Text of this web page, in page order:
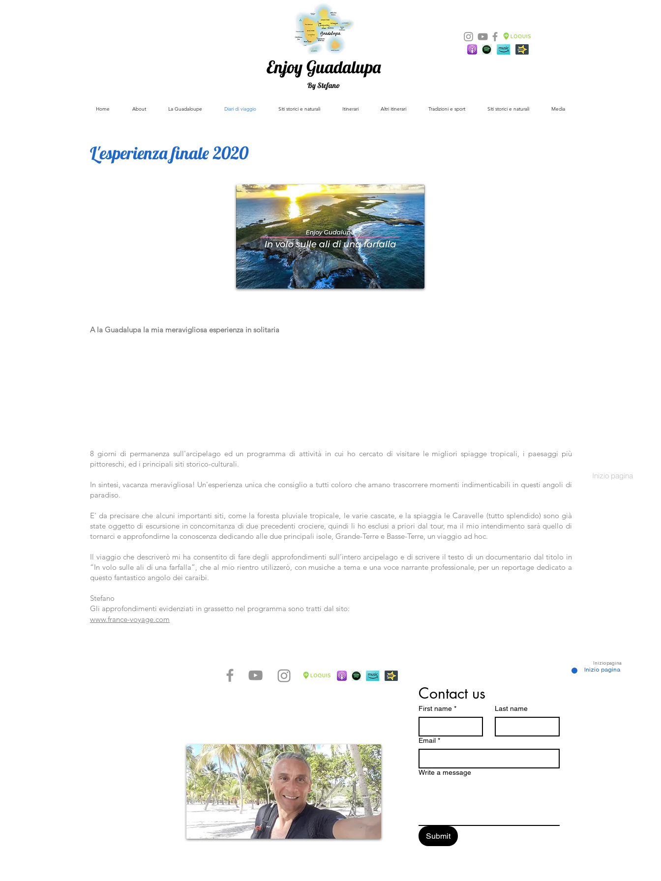
Enjoy Guadalupa
By Stefano
Home About La Guadaloupe Diari di viaggio Siti storici e naturali Itinerari Altri itinerari Tradizioni e sport Siti storici e naturali Media
Inizio pagina
L'esperienza finale 2020
A la Guadalupa la mia meravigliosa esperienza in solitaria
8 giorni di permanenza sull'arcipelago ed un programma di attività in cui ho cercato di visitare le migliori spiagge tropicali, i paesaggi più
pittoreschi, ed i principali siti storico-culturali.
In sintesi, vacanza meravigliosa! Un'esperienza unica che consiglio a tutti coloro che amano trascorrere momenti indimenticabili in questi angoli di
paradiso.
E' da precisare che alcuni importanti siti, come la foresta pluviale tropicale, le varie cascate, e la spiaggia le Caravelle (tutto splendido) sono già
state oggetto di escursione in concomitanza di due precedenti crociere, quindi li ho esclusi a priori dal tour, ma il mio intendimento sarà quello di
tornarci e approfondirne la conoscenza dedicando alle due principali isole, Grande-Terre e Basse-Terre, un viaggio ad hoc.
Il viaggio che descriverò mi ha consentito di fare degli approfondimenti sull’intero arcipelago e di scrivere il testo di un documentario dal titolo in
“In volo sulle ali di una farfalla”, che al mio rientro utilizzerò, con musiche a tema e una voce narrante professionale, per un reportage dedicato a
questo fantastico angolo dei caraibi.
Stefano
Gli approfondimenti evidenziati in grassetto nel programma sono tratti dal sito:
www.france-voyage.com
Inizio pagina
Contact us
First name * Last name
Email *
Write a message
Submit
Inizio pagina